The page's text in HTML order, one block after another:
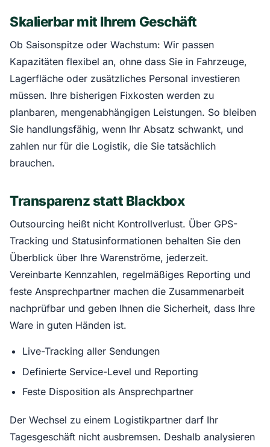
Skalierbar mit Ihrem Geschäft
Ob Saisonspitze oder Wachstum: Wir passen
Kapazitäten flexibel an, ohne dass Sie in Fahrzeuge,
Lagerfläche oder zusätzliches Personal investieren
müssen. Ihre bisherigen Fixkosten werden zu
planbaren, mengenabhängigen Leistungen. So bleiben
Sie handlungsfähig, wenn Ihr Absatz schwankt, und
zahlen nur für die Logistik, die Sie tatsächlich
brauchen.
Transparenz statt Blackbox
Outsourcing heißt nicht Kontrollverlust. Über GPS-
Tracking und Statusinformationen behalten Sie den
Überblick über Ihre Warenströme, jederzeit.
Vereinbarte Kennzahlen, regelmäßiges Reporting und
feste Ansprechpartner machen die Zusammenarbeit
nachprüfbar und geben Ihnen die Sicherheit, dass Ihre
Ware in guten Händen ist.
Live-Tracking aller Sendungen
Definierte Service-Level und Reporting
Feste Disposition als Ansprechpartner
Der Wechsel zu einem Logistikpartner darf Ihr
Tagesgeschäft nicht ausbremsen. Deshalb analysieren